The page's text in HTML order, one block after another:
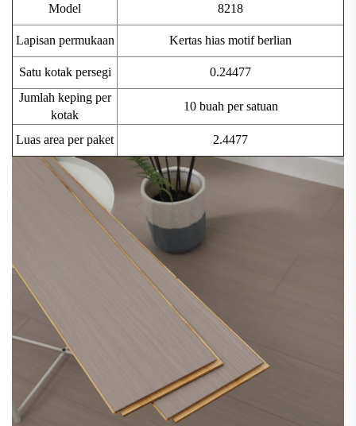
Model 8218
Lapisan permukaan Kertas hias motif berlian
Satu kotak persegi
0.24477
Jumlah keping per
kotak
10 buah per satuan
Luas area per paket 2.4477